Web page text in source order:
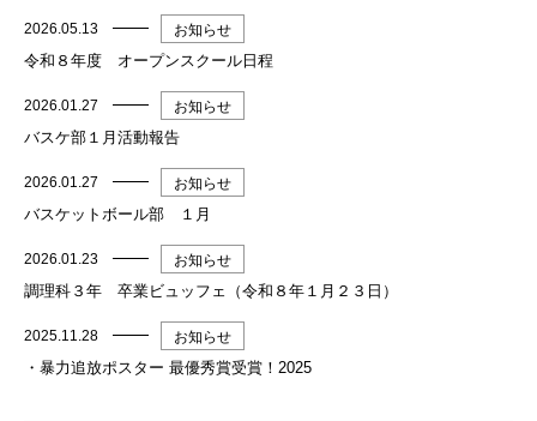
2026.05.13 お知らせ
令和８年度 オープンスクール日程
2026.01.27 お知らせ
バスケ部１月活動報告
2026.01.27 お知らせ
バスケットボール部 １月
2026.01.23 お知らせ
調理科３年 卒業ビュッフェ（令和８年１月２３日）
2025.11.28 お知らせ
・暴力追放ポスター 最優秀賞受賞！2025